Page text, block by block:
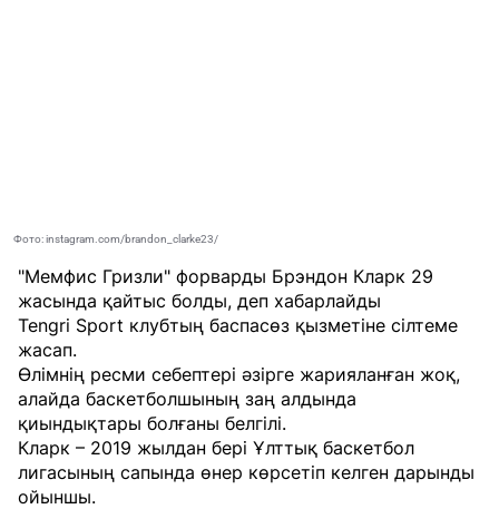
Фото: instagram.com/brandon_clarke23/
"Мемфис Гризли" форварды Брэндон Кларк 29
жасында қайтыс болды, деп хабарлайды
Tengri Sport клубтың баспасөз қызметіне сілтеме
жасап.
Өлімнің ресми себептері әзірге жарияланған жоқ,
алайда баскетболшының заң алдында
қиындықтары болғаны белгілі.
Кларк – 2019 жылдан бері Ұлттық баскетбол
лигасының сапында өнер көрсетіп келген дарынды
ойыншы.